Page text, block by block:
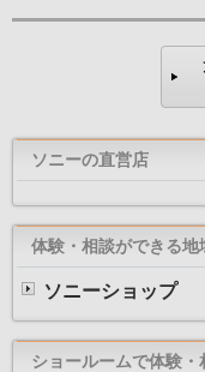
ソニーの直営店
体験・相談ができる地
ソニーショップ
ショールームで体験・